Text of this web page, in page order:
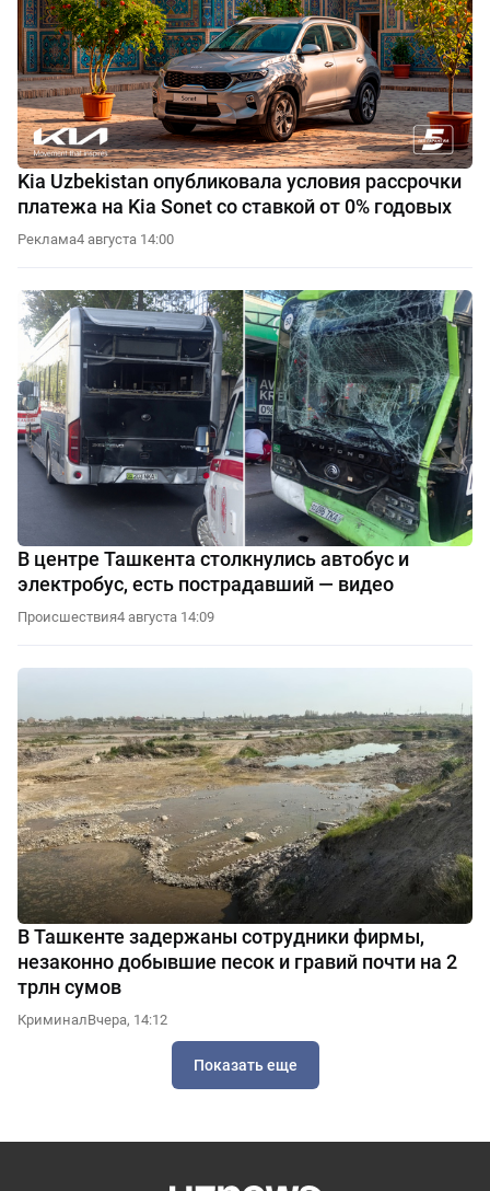
Kia Uzbekistan опубликовала условия рассрочки
платежа на Kia Sonet со ставкой от 0% годовых
Реклама4 августа 14:00
В центре Ташкента столкнулись автобус и
электробус, есть пострадавший — видео
Происшествия4 августа 14:09
В Ташкенте задержаны сотрудники фирмы,
незаконно добывшие песок и гравий почти на 2
трлн сумов
КриминалВчера, 14:12
Показать еще